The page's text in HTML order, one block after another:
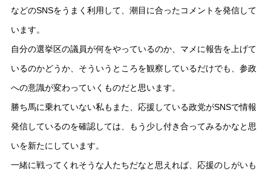
などのSNSをうまく利用して、潮目に合ったコメントを発信して
います。
自分の選挙区の議員が何をやっているのか、マメに報告を上げて
いるのかどうか、そういうところを観察しているだけでも、参政
への意識が変わっていくものだと思います。
勝ち馬に乗れていない私もまた、応援している政党がSNSで情報
発信しているのを確認しては、もう少し付き合ってみるかなと思
いを新たにしています。
一緒に戦ってくれそうな人たちだなと思えれば、応援のしがいも